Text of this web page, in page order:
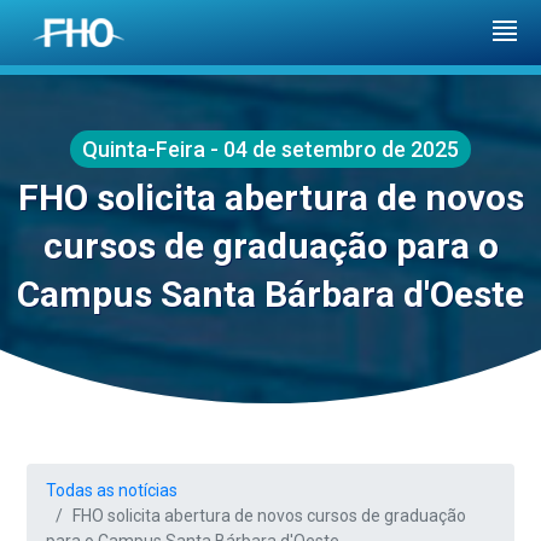
Quinta-Feira - 04 de setembro de 2025
FHO solicita abertura de novos
cursos de graduação para o
Campus Santa Bárbara d'Oeste
Todas as notícias
FHO solicita abertura de novos cursos de graduação